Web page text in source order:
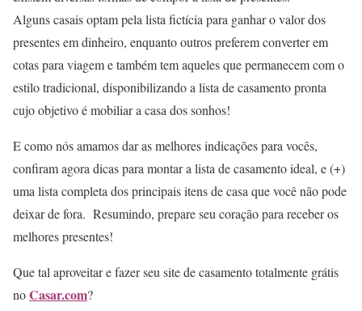
Alguns casais optam pela lista fictícia para ganhar o valor dos
presentes em dinheiro, enquanto outros preferem converter em
cotas para viagem e também tem aqueles que permanecem com o
estilo tradicional, disponibilizando a lista de casamento pronta
cujo objetivo é mobiliar a casa dos sonhos!
E como nós amamos dar as melhores indicações para vocês,
confiram agora dicas para montar a lista de casamento ideal, e (+)
uma lista completa dos principais itens de casa que você não pode
deixar de fora. Resumindo, prepare seu coração para receber os
melhores presentes!
Que tal aproveitar e fazer seu site de casamento totalmente grátis
noCasar.com?